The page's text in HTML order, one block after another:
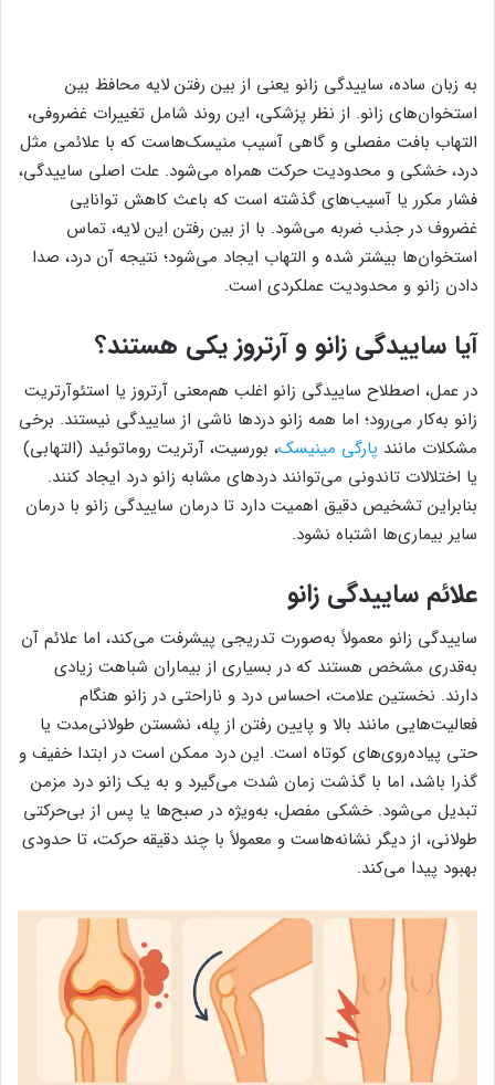
به زبان ساده، ساییدگی زانو یعنی از بین رفتن لایه محافظ بین
استخوان‌های زانو. از نظر پزشکی، این روند شامل تغییرات غضروفی،
التهاب بافت مفصلی و گاهی آسیب منیسک‌هاست که با علائمی مثل
درد، خشکی و محدودیت حرکت همراه می‌شود. علت اصلی ساییدگی،
فشار مکرر یا آسیب‌های گذشته است که باعث کاهش توانایی
غضروف در جذب ضربه می‌شود. با از بین رفتن این لایه، تماس
استخوان‌ها بیشتر شده و التهاب ایجاد می‌شود؛ نتیجه آن درد، صدا
دادن زانو و محدودیت عملکردی است.
آیا ساییدگی زانو و آرتروز یکی هستند؟
در عمل، اصطلاح ساییدگی زانو اغلب هم‌معنی آرتروز یا استئوآرتریت
زانو به‌کار می‌رود؛ اما همه زانو دردها ناشی از ساییدگی نیستند. برخی
مشکلات مانند پارگی مینیسک، بورسیت، آرتریت روماتوئید (التهابی)
یا اختلالات تاندونی می‌توانند دردهای مشابه زانو درد ایجاد کنند.
بنابراین تشخیص دقیق اهمیت دارد تا درمان ساییدگی زانو با درمان
سایر بیماری‌ها اشتباه نشود.
علائم ساییدگی زانو
ساییدگی زانو معمولاً به‌صورت تدریجی پیشرفت می‌کند، اما علائم آن
به‌قدری مشخص هستند که در بسیاری از بیماران شباهت زیادی
دارند. نخستین علامت، احساس درد و ناراحتی در زانو هنگام
فعالیت‌هایی مانند بالا و پایین رفتن از پله، نشستن طولانی‌مدت یا
حتی پیاده‌روی‌های کوتاه است. این درد ممکن است در ابتدا خفیف و
گذرا باشد، اما با گذشت زمان شدت می‌گیرد و به یک زانو درد مزمن
تبدیل می‌شود. خشکی مفصل، به‌ویژه در صبح‌ها یا پس از بی‌حرکتی
طولانی، از دیگر نشانه‌هاست و معمولاً با چند دقیقه حرکت، تا حدودی
بهبود پیدا می‌کند.